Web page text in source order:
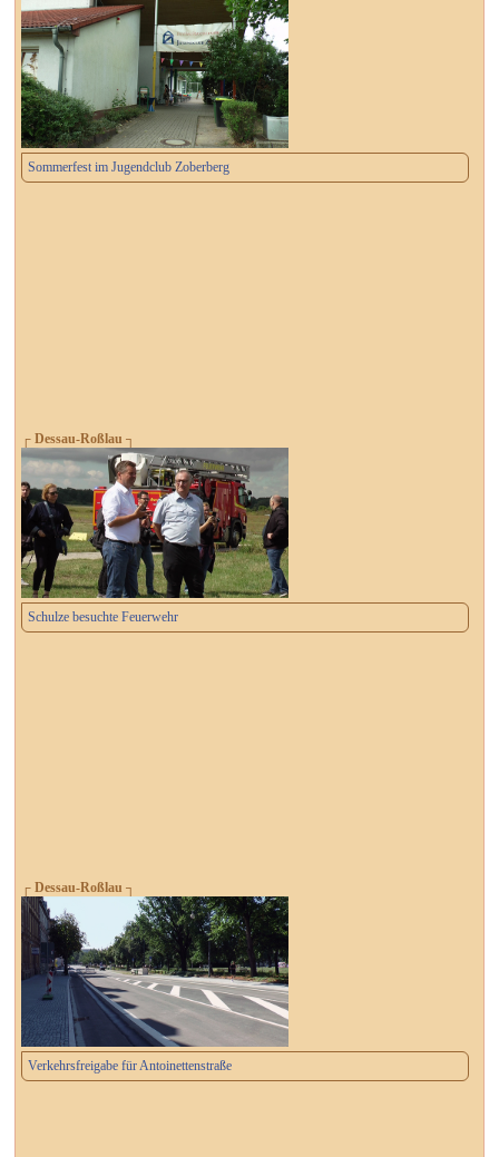
Sommerfest im Jugendclub Zoberberg
┌ Dessau-Roßlau ┐
Schulze besuchte Feuerwehr
┌ Dessau-Roßlau ┐
Verkehrsfreigabe für Antoinettenstraße